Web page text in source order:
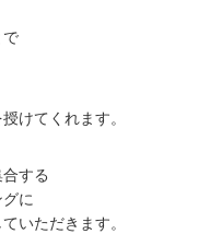
で
けてくれます。
する
に
いただきます。